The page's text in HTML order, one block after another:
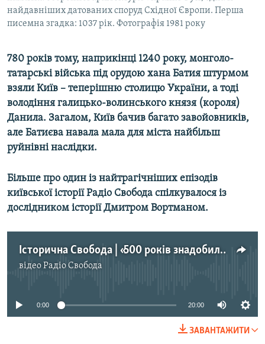
ДОЛУЧАЙСЯ!
Усі сайти RFE/RL
найдавніших датованих споруд Східної Європи. Перша
писемна згадка: 1037 рік. Фотографія 1981 року
780 років тому, наприкінці 1240 року, монголо-
татарські війська під орудою хана Батия штурмом
взяли Київ – теперішню столицю України, а тоді
володіння галицько-волинського князя (короля)
Данила. Загалом, Київ бачив багато завойовників,
але Батиєва навала мала для міста найбільш
руйнівні наслідки.
Більше про один із найтрагічніших епізодів
київської історії Радіо Свобода спілкувалося із
дослідником історії Дмитром Вортманом.
Історична Свобода | «500 років знадобилося, щоб повернутися до домонгольської чисельності населення» – дослідник про завоювання Києва Батиєм
відеоРадіо Свобода
No media source currently available
0:00 20:00
ЗАВАНТАЖИТИ